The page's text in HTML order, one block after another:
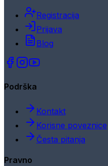
Registracija
Prijava
Blog
Podrška
Kontakt
Korisne poveznice
Česta pitanja
Pravno